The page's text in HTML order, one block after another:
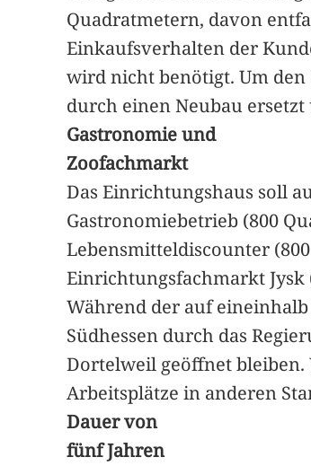
Quadratmetern, davon
Einkaufsverhalten der
wird nicht benötigt. Um
durch einen Neubau
Gastronomie und
Zoofachmarkt
Das Einrichtungshaus soll
Gastronomiebetrieb (800
Lebensmitteldiscounter
Einrichtungsfachmarkt
Während der auf
Südhessen durch das
Dortelweil geöffnet bleiben.
Arbeitsplätze in anderen
Dauer von
fünf Jahren